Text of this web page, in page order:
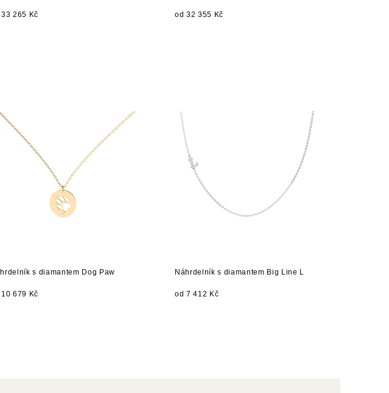
265 Kč od 32 355 Kč
s diamantem Dog Paw
679 Kč
Náhrdelník s diamantem Big Line L
od 7 412 Kč